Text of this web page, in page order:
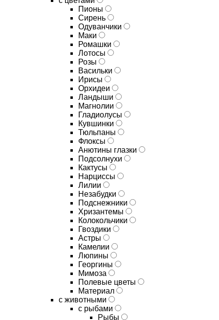
Пионы
Сирень
Одуванчики
Маки
Ромашки
Лотосы
Розы
Васильки
Ирисы
Орхидеи
Ландыши
Магнолии
Гладиолусы
Кувшинки
Тюльпаны
Флоксы
Анютины глазки
Подсолнухи
Кактусы
Нарциссы
Лилии
Незабудки
Подснежники
Хризантемы
Колокольчики
Гвоздики
Астры
Камелии
Люпины
Георгины
Мимоза
Полевые цветы
Материал
с животными
с рыбами
Рыбы